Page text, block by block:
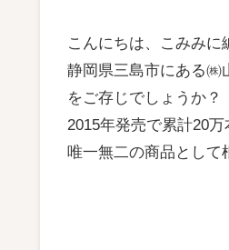
こんにちは、こみみに
静岡県三島市にある㈱
をご存じでしょうか？
2015年発売で累計20
唯一無二の商品として